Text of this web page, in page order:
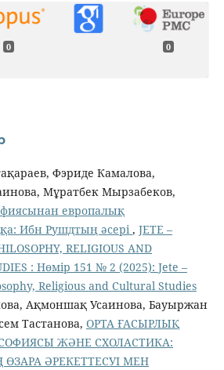
0 0
Фэриде Камалова,
Мұратбек Мырзабеков,
европалық
Ибн Рушдтың әсері , JETE –
RELIGIOUS AND
: Нөмір 151 № 2 (2025): Jete –
Religious аnd Cultural Studies
Ақмоншақ Усаинова, Бауыржан
Тастанова, ОРТА ҒАСЫРЛЫҚ
ЖӘНЕ СХОЛАСТИКА:
ӨЗАРА ӘРЕКЕТТЕСУІ МЕН